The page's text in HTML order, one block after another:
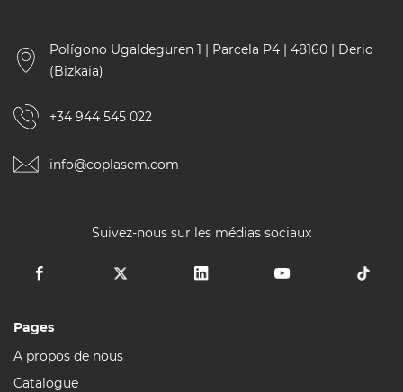
Polígono Ugaldeguren 1 | Parcela P4 | 48160 | Derio
(Bizkaia)
+34 944 545 022
info@coplasem.com
Suivez-nous sur les médias sociaux
Pages
A propos de nous
Catalogue